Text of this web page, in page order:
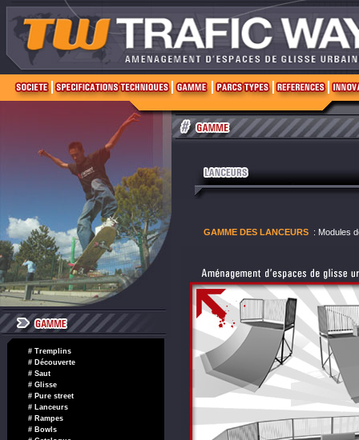
# Tremplins
# Découverte
# Saut
# Glisse
# Pure street
# Lanceurs
# Rampes
# Bowls
GAMME DES LANCEURS : Modules